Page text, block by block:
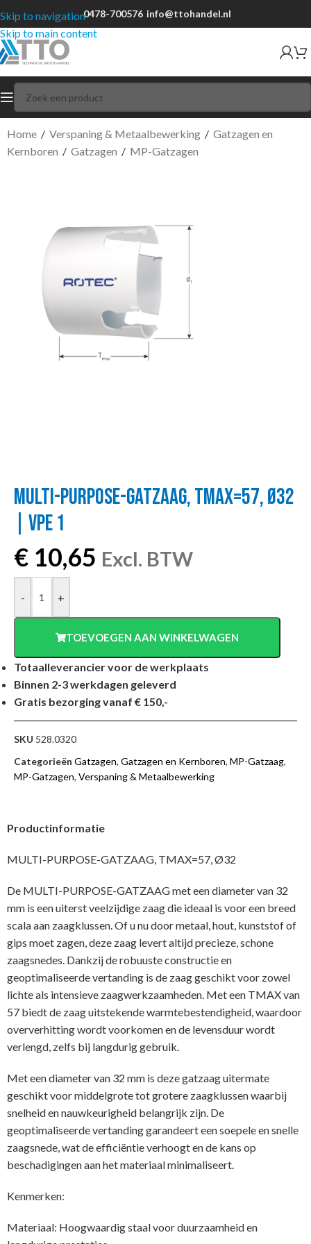
Skip to navigation
Skip to main content
0478-700576 info@ttohandel.nl
Home / Verspaning & Metaalbewerking / Gatzagen en
Kernboren / Gatzagen / MP-Gatzagen
MULTI-PURPOSE-GATZAAG, TMAX=57, Ø32
| VPE 1
€ 10,65 Excl. BTW
- +
TOEVOEGEN AAN WINKELWAGEN
Totaalleverancier voor de werkplaats
Binnen 2-3 werkdagen geleverd
Gratis bezorging vanaf € 150,-
SKU 528.0320
Categorieën Gatzagen, Gatzagen en Kernboren, MP-Gatzaag,
MP-Gatzagen, Verspaning & Metaalbewerking
Productinformatie
MULTI-PURPOSE-GATZAAG, TMAX=57, Ø32
De MULTI-PURPOSE-GATZAAG met een diameter van 32
mm is een uiterst veelzijdige zaag die ideaal is voor een breed
scala aan zaagklussen. Of u nu door metaal, hout, kunststof of
gips moet zagen, deze zaag levert altijd precieze, schone
zaagsnedes. Dankzij de robuuste constructie en
geoptimaliseerde vertanding is de zaag geschikt voor zowel
lichte als intensieve zaagwerkzaamheden. Met een TMAX van
57 biedt de zaag uitstekende warmtebestendigheid, waardoor
oververhitting wordt voorkomen en de levensduur wordt
verlengd, zelfs bij langdurig gebruik.
Met een diameter van 32 mm is deze gatzaag uitermate
geschikt voor middelgrote tot grotere zaagklussen waarbij
snelheid en nauwkeurigheid belangrijk zijn. De
geoptimaliseerde vertanding garandeert een soepele en snelle
zaagsnede, wat de efficiëntie verhoogt en de kans op
beschadigingen aan het materiaal minimaliseert.
Kenmerken:
Materiaal: Hoogwaardig staal voor duurzaamheid en